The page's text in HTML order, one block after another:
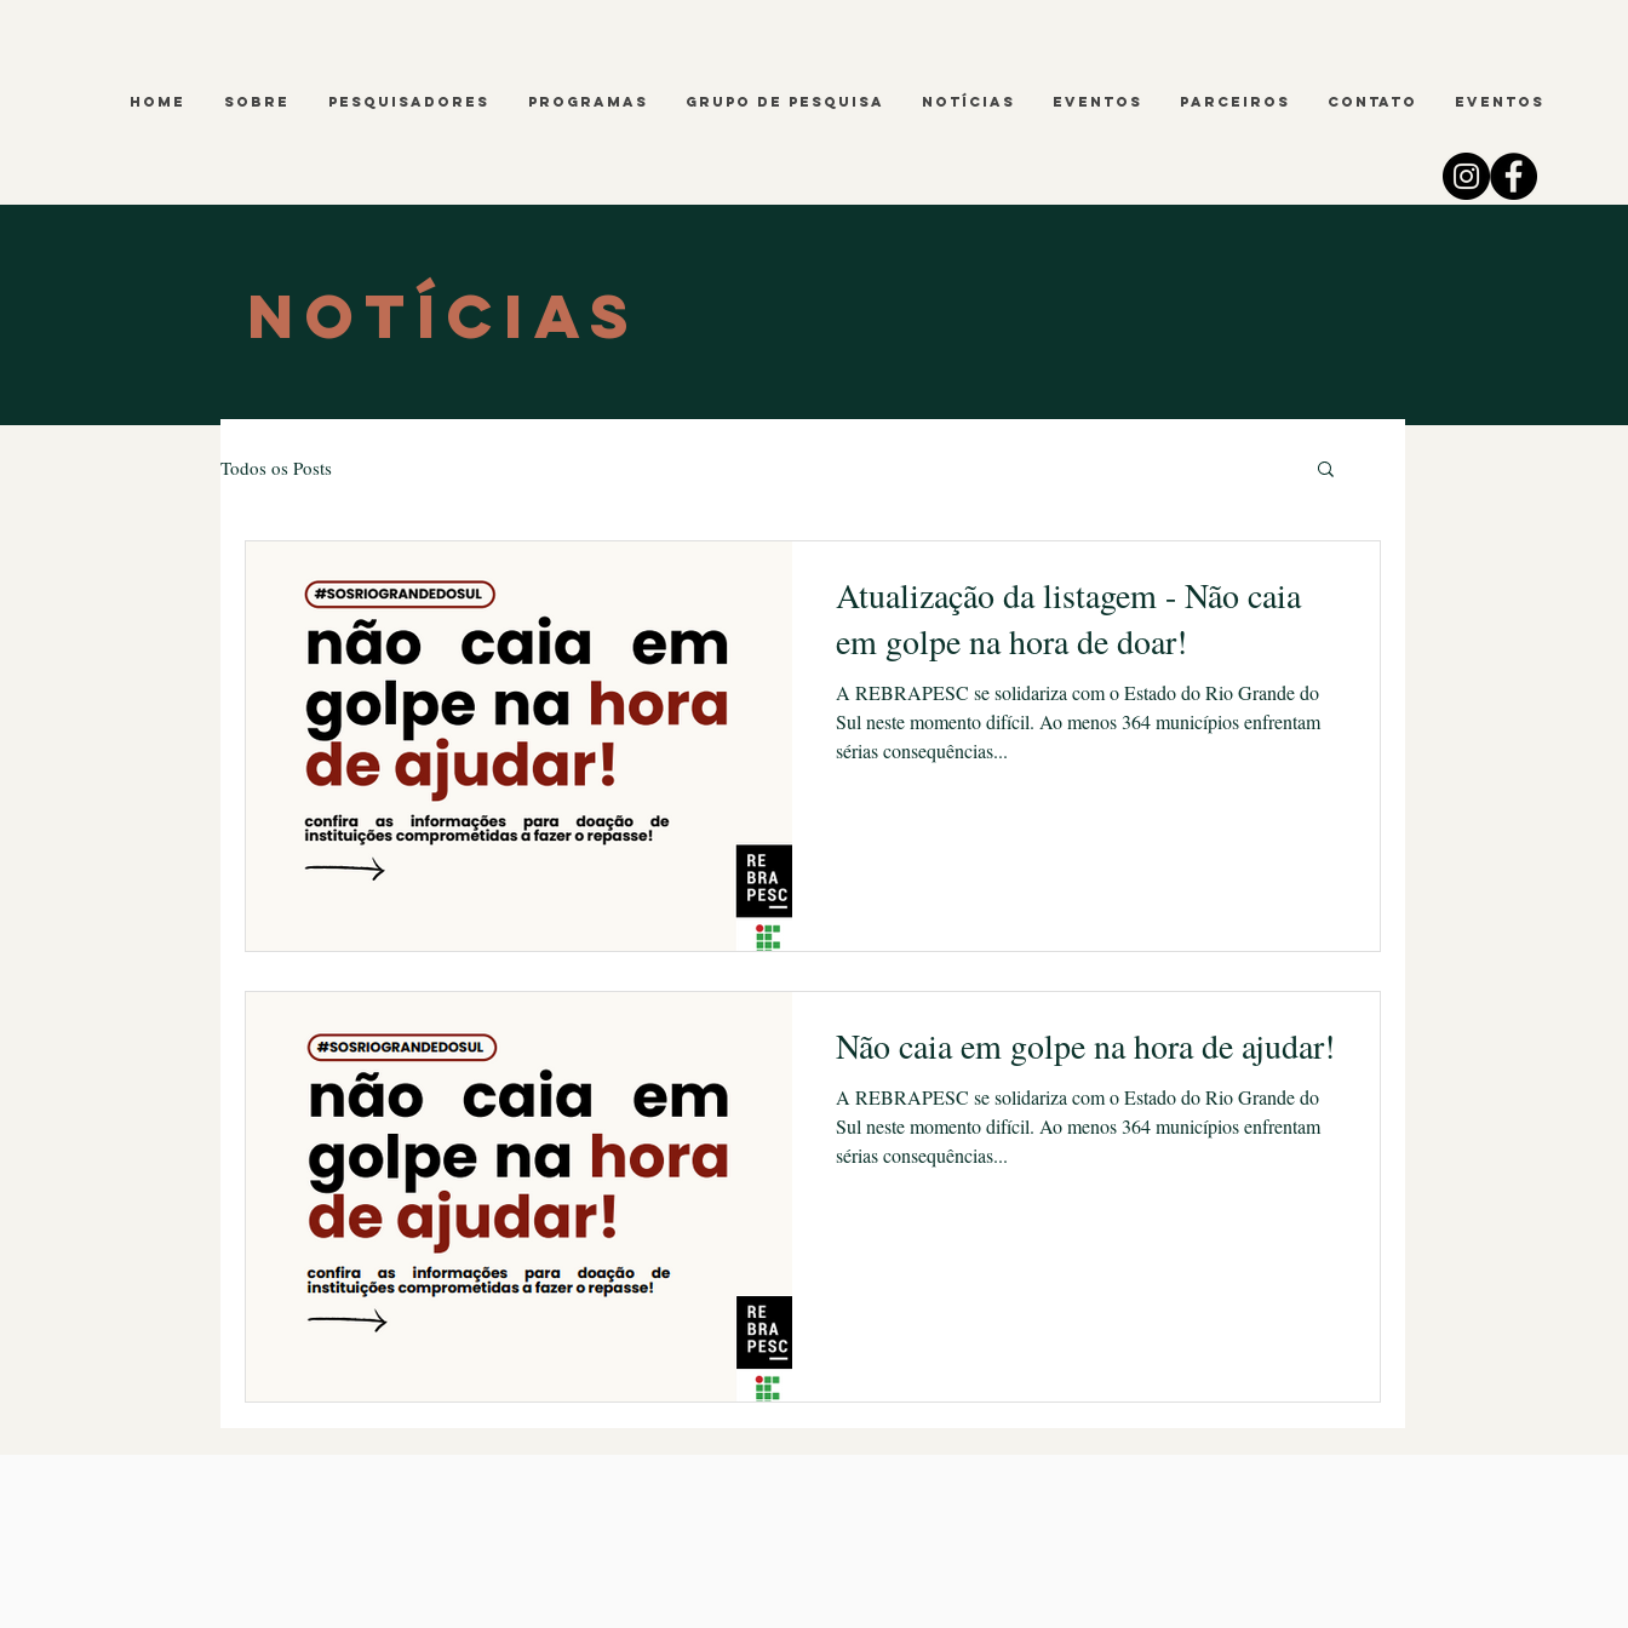
Home Sobre Pesquisadores PROGRAMAS Grupo de Pesquisa Notícias Eventos Parceiros Contato Eventos
Notícias
Todos os Posts
Atualização da listagem - Não caia
em golpe na hora de doar!
A REBRAPESC se solidariza com o Estado do Rio Grande do
Sul neste momento difícil. Ao menos 364 municípios enfrentam
sérias consequências...
Não caia em golpe na hora de ajudar!
A REBRAPESC se solidariza com o Estado do Rio Grande do
Sul neste momento difícil. Ao menos 364 municípios enfrentam
sérias consequências...